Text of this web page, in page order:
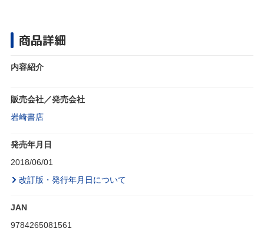
商品詳細
内容紹介
販売会社／発売会社
岩崎書店
発売年月日
2018/06/01
改訂版・発行年月日について
JAN
9784265081561